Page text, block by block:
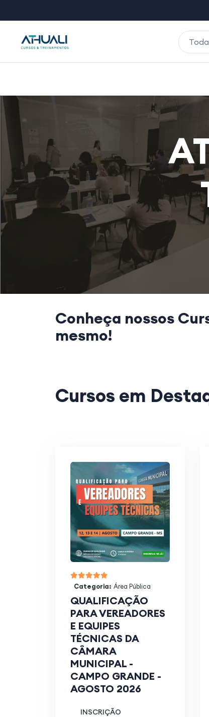
Conheça nossos
mesmo!
Cursos em
Categoria: Área Pública
QUALIFICAÇÃO
PARA VEREADORES
E EQUIPES
TÉCNICAS DA
CÂMARA
MUNICIPAL -
CAMPO GRANDE -
AGOSTO 2026
INSCRIÇÃO